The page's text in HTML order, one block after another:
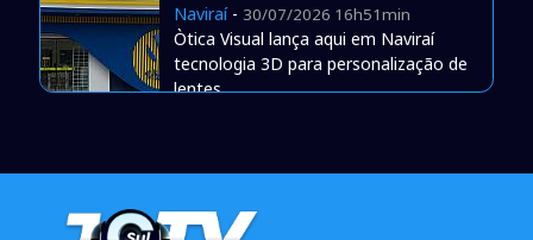
Naviraí- 30/07/2026 16h51min
Òtica Visual lança aqui em Naviraí
tecnologia 3D para personalização de
lentes